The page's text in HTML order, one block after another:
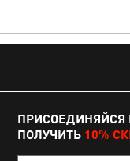
ПРИСОЕДИНЯЙСЯ
ПОЛУЧИТЬ 10%